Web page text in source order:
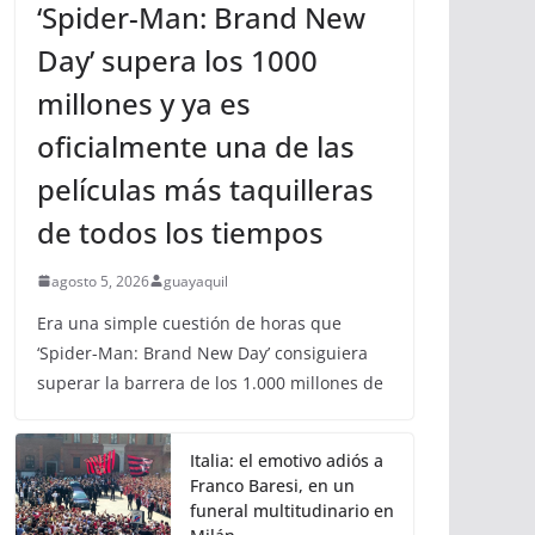
‘Spider-Man: Brand New
Day’ supera los 1000
millones y ya es
oficialmente una de las
películas más taquilleras
de todos los tiempos
agosto 5, 2026 guayaquil
Era una simple cuestión de horas que
‘Spider-Man: Brand New Day’ consiguiera
superar la barrera de los 1.000 millones de
Italia: el emotivo adiós a
Franco Baresi, en un
funeral multitudinario en